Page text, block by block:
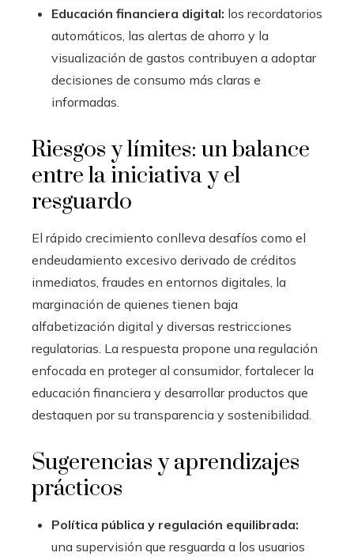
Educación financiera digital: los recordatorios
automáticos, las alertas de ahorro y la
visualización de gastos contribuyen a adoptar
decisiones de consumo más claras e
informadas.
Riesgos y límites: un balance
entre la iniciativa y el
resguardo
El rápido crecimiento conlleva desafíos como el
endeudamiento excesivo derivado de créditos
inmediatos, fraudes en entornos digitales, la
marginación de quienes tienen baja
alfabetización digital y diversas restricciones
regulatorias. La respuesta propone una regulación
enfocada en proteger al consumidor, fortalecer la
educación financiera y desarrollar productos que
destaquen por su transparencia y sostenibilidad.
Sugerencias y aprendizajes
prácticos
Política pública y regulación equilibrada:
una supervisión que resguarda a los usuarios